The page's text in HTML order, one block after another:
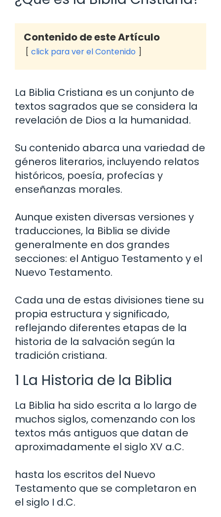
Contenido de este Artículo
click para ver el Contenido
La Biblia Cristiana es un conjunto de
textos sagrados que se considera la
revelación de Dios a la humanidad.
Su contenido abarca una variedad de
géneros literarios, incluyendo relatos
históricos, poesía, profecías y
enseñanzas morales.
Aunque existen diversas versiones y
traducciones, la Biblia se divide
generalmente en dos grandes
secciones: el Antiguo Testamento y el
Nuevo Testamento.
Cada una de estas divisiones tiene su
propia estructura y significado,
reflejando diferentes etapas de la
historia de la salvación según la
tradición cristiana.
1 La Historia de la Biblia
La Biblia ha sido escrita a lo largo de
muchos siglos, comenzando con los
textos más antiguos que datan de
aproximadamente el siglo XV a.C.
hasta los escritos del Nuevo
Testamento que se completaron en
el siglo I d.C.